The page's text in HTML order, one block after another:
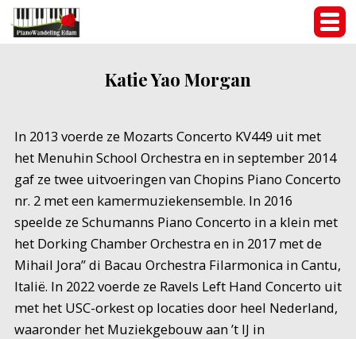
Katie Yao Morgan
In 2013 voerde ze Mozarts Concerto KV449 uit met
het Menuhin School Orchestra en in september 2014
gaf ze twee uitvoeringen van Chopins Piano Concerto
nr. 2 met een kamermuziekensemble. In 2016
speelde ze Schumanns Piano Concerto in a klein met
het Dorking Chamber Orchestra en in 2017 met de
Mihail Jora” di Bacau Orchestra Filarmonica in Cantu,
Italië. In 2022 voerde ze Ravels Left Hand Concerto uit
met het USC-orkest op locaties door heel Nederland,
waaronder het Muziekgebouw aan ’t IJ in